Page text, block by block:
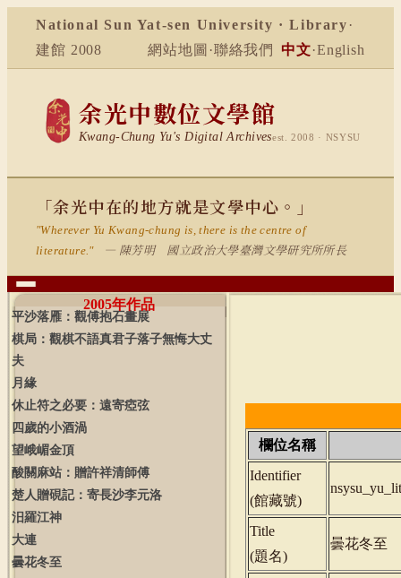
National Sun Yat-sen University · Library ·
建館 2008
網站地圖 ·聯絡我們 中文·English
余光中數位文學館
Kwang-Chung Yu's Digital Archivesest. 2008 · NSYSU
「余光中在的地方就是文學中心。」
"Wherever Yu Kwang-chung is, there is the centre of
literature."
— 陳芳明 國立政治大學臺灣文學研究所所長
2005年作品
平沙落雁：觀傅抱石畫展
棋局：觀棋不語真君子落子無悔大丈
夫
月緣
休止符之必要：遠寄瘂弦
四歲的小酒渦
望峨嵋金頂
酸關麻站：贈許祥清師傅
楚人贈硯記：寄長沙李元洛
汨羅江神
大連
曇花冬至
欄位名稱
Identifier
(館藏號)
Title
(題名)
曇花冬至